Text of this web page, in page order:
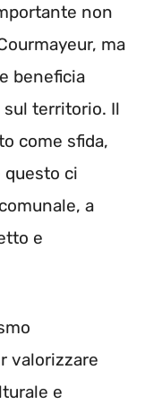
non
ma
beneficia
territorio. Il
come sfida,
questo ci
a
e
valorizzare
e